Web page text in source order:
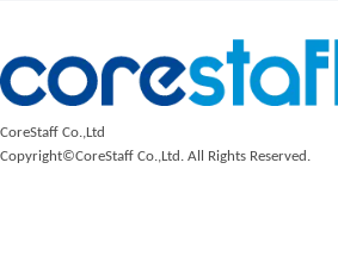
CoreStaff Co.,Ltd
Copyright©CoreStaff Co.,Ltd. All Rights Reserved.